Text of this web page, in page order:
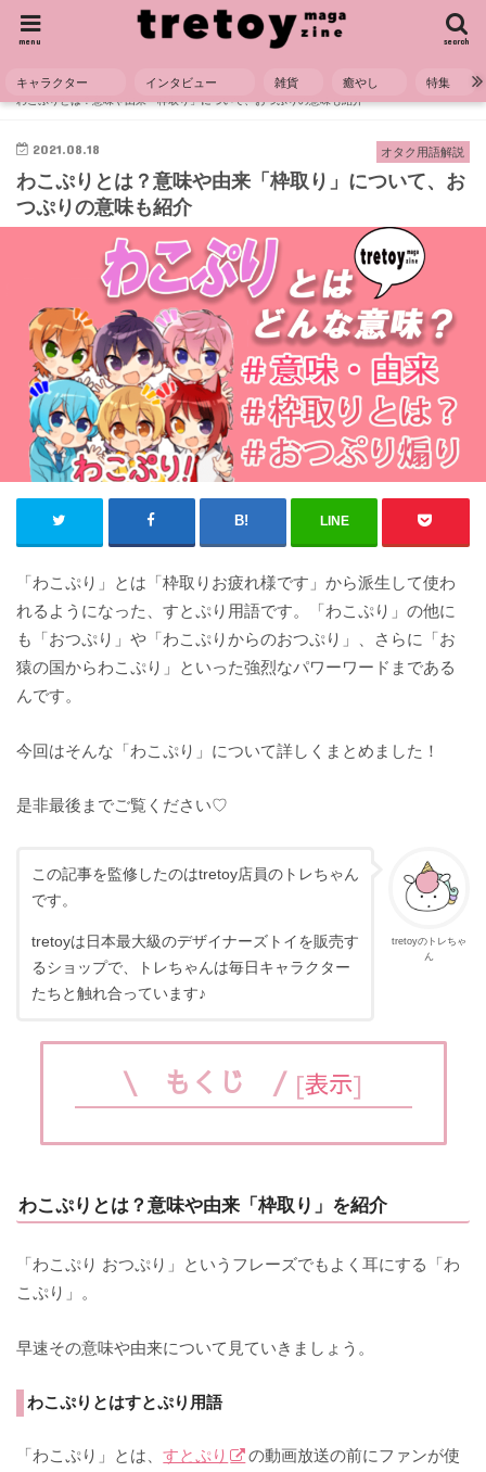
search
menu
キャラクター インタビュー 雑貨 癒やし 特集
HOME 用語解説
オタク用語解説
わこぷりとは？意味や由来「枠取り」について、おつぷりの意味も紹介
オタク用語解説
2021.08.18
わこぷりとは？意味や由来「枠取り」について、お
つぷりの意味も紹介
LINE
「わこぷり」とは「枠取りお疲れ様です」から派生して使わ
れるようになった、すとぷり用語です。「わこぷり」の他に
も「おつぷり」や「わこぷりからのおつぷり」、さらに「お
猿の国からわこぷり」といった強烈なパワーワードまである
んです。
今回はそんな「わこぷり」について詳しくまとめました！
是非最後までご覧ください♡
tretoyのトレちゃ
ん
この記事を監修したのはtretoy店員のトレちゃん
です。
tretoyは日本最大級のデザイナーズトイを販売す
るショップで、トレちゃんは毎日キャラクター
たちと触れ合っています♪
\ もくじ / [表示]
わこぷりとは？意味や由来「枠取り」を紹介
「わこぷり おつぷり」というフレーズでもよく耳にする「わ
こぷり」。
早速その意味や由来について見ていきましょう。
わこぷりとはすとぷり用語
「わこぷり」とは、すとぷり
の動画放送の前にファンが使